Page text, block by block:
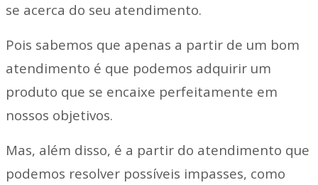
se acerca do seu atendimento.
Pois sabemos que apenas a partir de um bom
atendimento é que podemos adquirir um
produto que se encaixe perfeitamente em
nossos objetivos.
Mas, além disso, é a partir do atendimento que
podemos resolver possíveis impasses, como